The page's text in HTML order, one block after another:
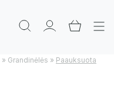
» Grandinėlės » Paauksuota